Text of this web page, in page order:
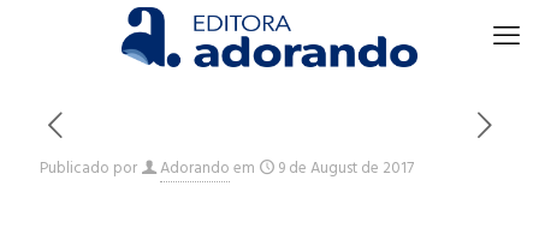
Publicado por Adorandoem 9 de August de 2017